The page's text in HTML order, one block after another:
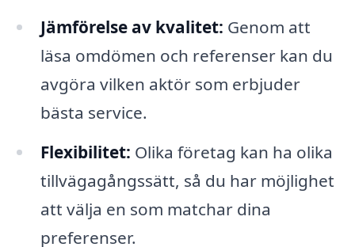
Jämförelse av kvalitet: Genom att
läsa omdömen och referenser kan du
avgöra vilken aktör som erbjuder
bästa service.
Flexibilitet: Olika företag kan ha olika
tillvägagångssätt, så du har möjlighet
att välja en som matchar dina
preferenser.